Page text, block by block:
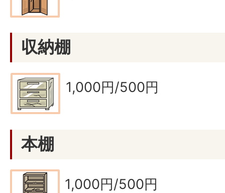
収納棚
1,000円/500円
本棚
1,000円/500円